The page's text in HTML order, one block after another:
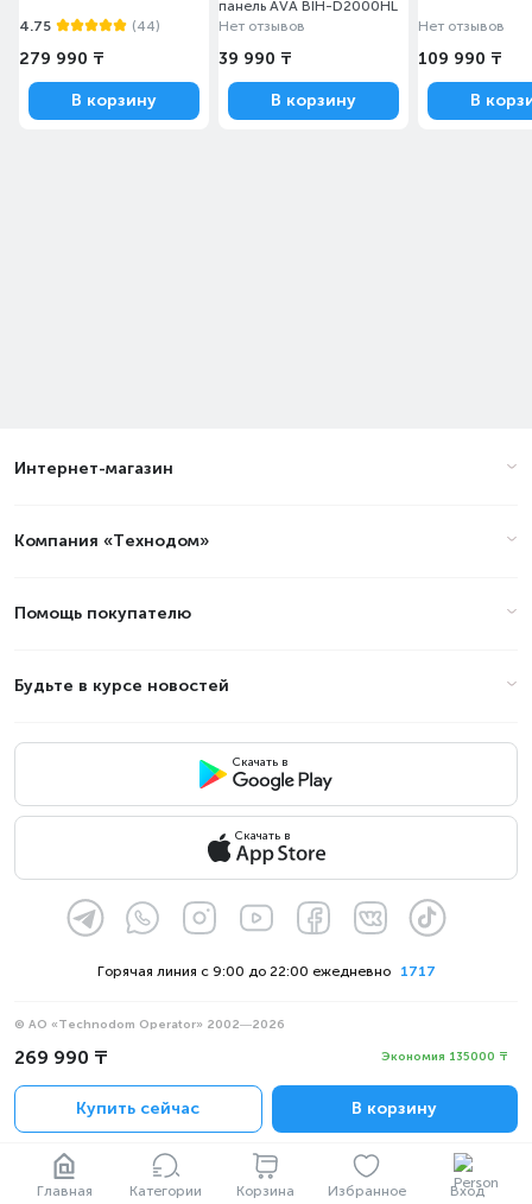
Главная Категории Корзина Избранное Вход
4.75 (44)
279 990 ₸
В корзину
панель AVA BIH-D2000HL
Нет отзывов
39 990 ₸
В корзину
Нет отзывов
109 990 ₸
В
269 990 ₸ Экономия 135000 ₸
Купить сейчас В корзину
Интернет-магазин
Компания «Технодом»
Помощь покупателю
Будьте в курсе новостей
Скачать в
Скачать в
1717
Горячая линия с 9:00 до 22:00 ежедневно
© АО «Technodom Operator» 2002—2026
Мы принимаем:
Политика конфиденциальности